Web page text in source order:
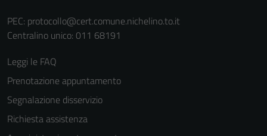
PEC: protocollo@cert.comune.nichelino.to.it
Centralino unico: 011 68191
Leggi le FAQ
Prenotazione appuntamento
Segnalazione disservizio
Richiesta assistenza
informazioni